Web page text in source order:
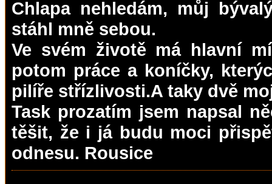
Chlapa nehledám, můj
stáhl mně sebou.
Ve svém životě má hlavní
potom práce a koníčky,
pilíře střízlivosti.A taky dvě
Task prozatím jsem napsal
těšit, že i já budu moci
odnesu. Rousice